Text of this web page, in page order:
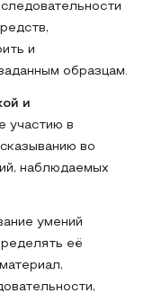
и
образцам.
и
участию в
во
наблюдаемых
умений
её